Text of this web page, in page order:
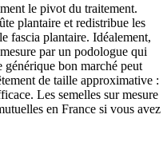
le pivot du traitement.
plantaire et redistribue les
fascia plantaire. Idéalement,
par un podologue qui
générique bon marché peut
de taille approximative :
Les semelles sur mesure
en France si vous avez